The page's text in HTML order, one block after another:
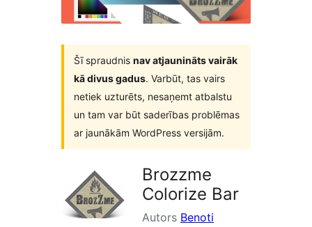
Šī spraudnis nav atjaunināts vairāk
kā divus gadus. Varbūt, tas vairs
netiek uzturēts, nesaņemt atbalstu
un tam var būt saderības problēmas
ar jaunākām WordPress versijām.
Brozzme
Colorize Bar
Autors Benoti